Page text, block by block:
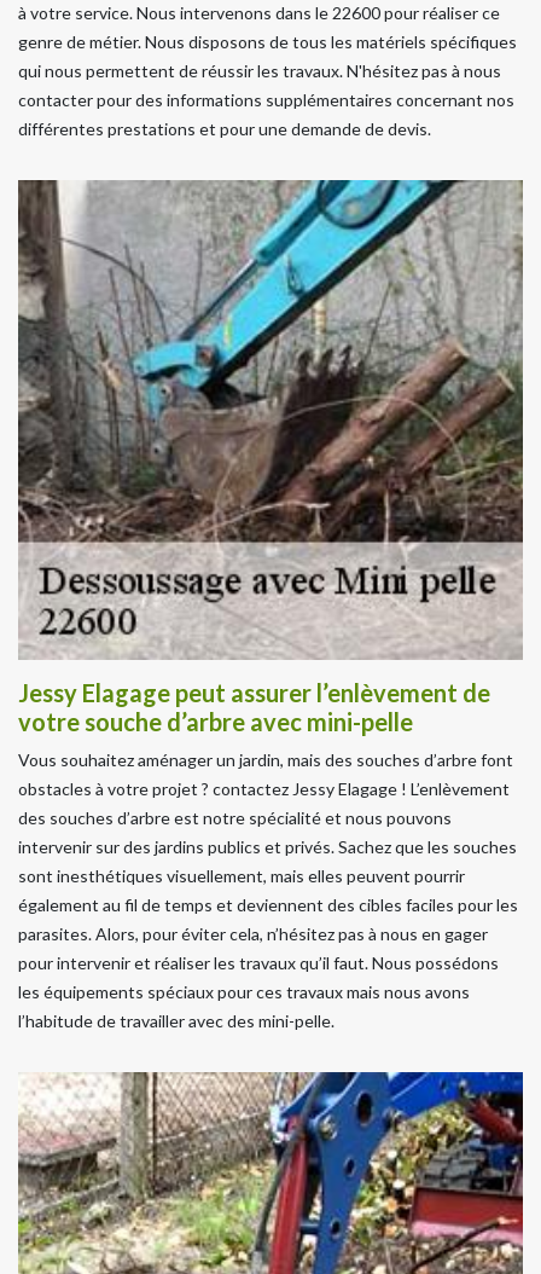
à votre service. Nous intervenons dans le 22600 pour réaliser ce
genre de métier. Nous disposons de tous les matériels spécifiques
qui nous permettent de réussir les travaux. N'hésitez pas à nous
contacter pour des informations supplémentaires concernant nos
différentes prestations et pour une demande de devis.
Jessy Elagage peut assurer l’enlèvement de
votre souche d’arbre avec mini-pelle
Vous souhaitez aménager un jardin, mais des souches d’arbre font
obstacles à votre projet ? contactez Jessy Elagage ! L’enlèvement
des souches d’arbre est notre spécialité et nous pouvons
intervenir sur des jardins publics et privés. Sachez que les souches
sont inesthétiques visuellement, mais elles peuvent pourrir
également au fil de temps et deviennent des cibles faciles pour les
parasites. Alors, pour éviter cela, n’hésitez pas à nous en gager
pour intervenir et réaliser les travaux qu’il faut. Nous possédons
les équipements spéciaux pour ces travaux mais nous avons
l’habitude de travailler avec des mini-pelle.